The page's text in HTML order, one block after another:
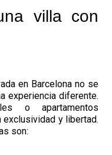
villa con
en Barcelona no se
experiencia diferente.
o apartamentos
y libertad.
son: